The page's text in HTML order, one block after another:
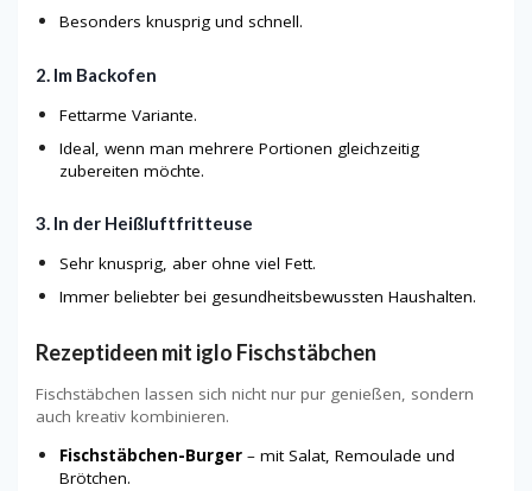
Besonders knusprig und schnell.
2. Im Backofen
Fettarme Variante.
Ideal, wenn man mehrere Portionen gleichzeitig
zubereiten möchte.
3. In der Heißluftfritteuse
Sehr knusprig, aber ohne viel Fett.
Immer beliebter bei gesundheitsbewussten Haushalten.
Rezeptideen mit iglo Fischstäbchen
Fischstäbchen lassen sich nicht nur pur genießen, sondern
auch kreativ kombinieren.
Fischstäbchen-Burger – mit Salat, Remoulade und
Brötchen.